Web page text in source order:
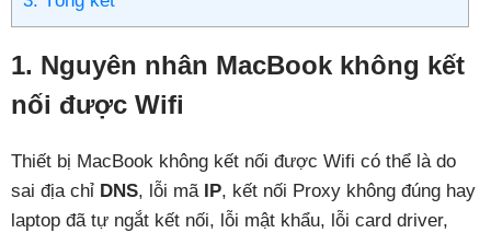
1. Nguyên nhân MacBook không kết
nối được Wifi
Thiết bị MacBook không kết nối được Wifi có thể là do
sai địa chỉ DNS, lỗi mã IP, kết nối Proxy không đúng hay
laptop đã tự ngắt kết nối, lỗi mật khẩu, lỗi card driver,